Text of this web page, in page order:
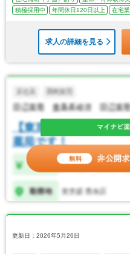
積極採用中
年間休日120日以上 在宅
求人の詳細を見る
更新日：2026年5月26日